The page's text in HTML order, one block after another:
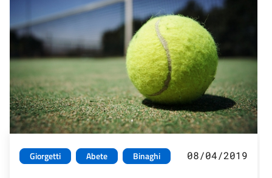
Giorgetti Abete Binaghi 08/04/2019